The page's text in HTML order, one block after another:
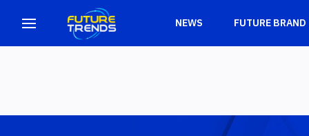
NEWS FUTURE BRAND